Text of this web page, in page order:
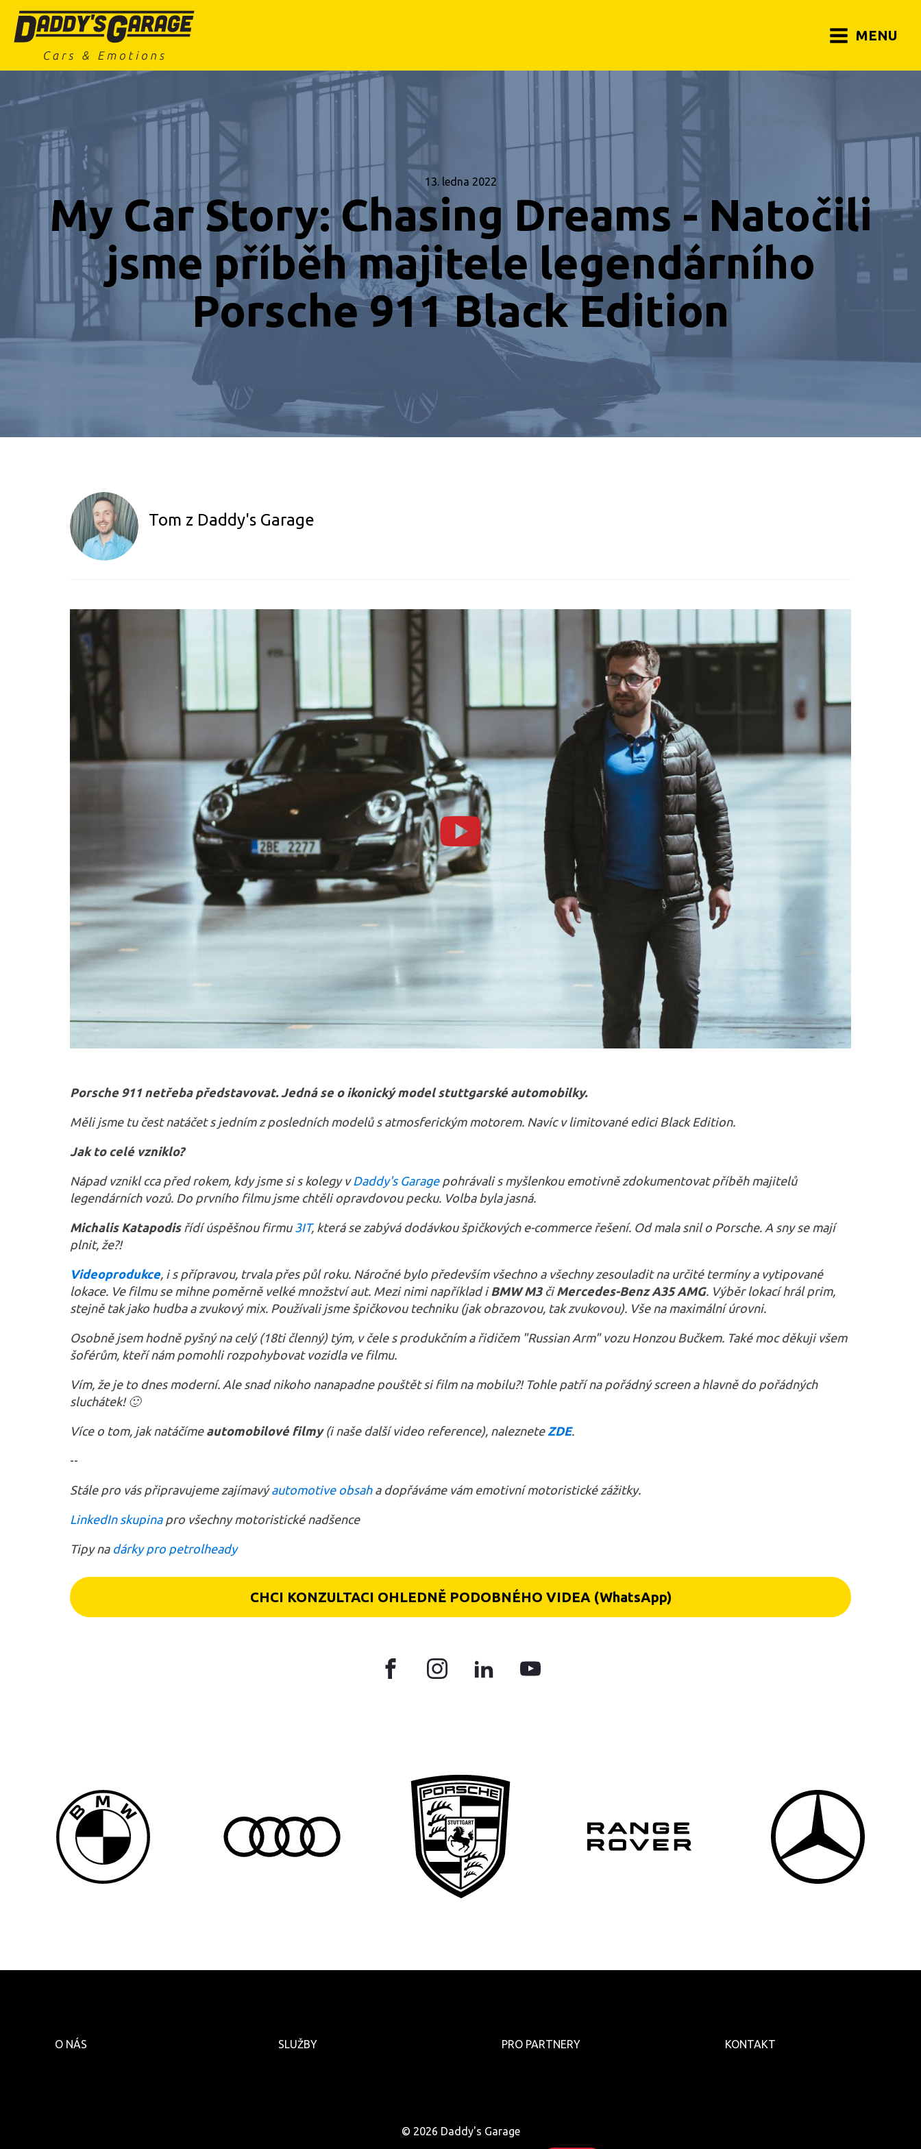
MENU
13. ledna 2022
My Car Story: Chasing Dreams - Natočili
jsme příběh majitele legendárního
Porsche 911 Black Edition
Tom z Daddy's Garage
Porsche 911 netřeba představovat. Jedná se o ikonický model stuttgarské automobilky.
Měli jsme tu čest natáčet s jedním z posledních modelů s atmosferickým motorem. Navíc v limitované edici Black Edition.
Jak to celé vzniklo?
Nápad vznikl cca před rokem, kdy jsme si s kolegy v Daddy's Garagepohrávali s myšlenkou emotivně zdokumentovat příběh majitelů
legendárních vozů. Do prvního filmu jsme chtěli opravdovou pecku. Volba byla jasná.
Michalis Katapodisřídí úspěšnou firmu 3IT, která se zabývá dodávkou špičkových e-commerce řešení. Od mala snil o Porsche. A sny se mají
plnit, že?!
Videoprodukce, i s přípravou, trvala přes půl roku. Náročné bylo především všechno a všechny zesouladit na určité termíny a vytipované
lokace. Ve filmu se mihne poměrně velké množství aut. Mezi nimi například iBMW M3čiMercedes-Benz A35 AMG. Výběr lokací hrál prim,
stejně tak jako hudba a zvukový mix. Používali jsme špičkovou techniku (jak obrazovou, tak zvukovou). Vše na maximální úrovni.
Osobně jsem hodně pyšný na celý (18ti členný) tým, v čele s produkčním a řidičem "Russian Arm" vozu Honzou Bučkem. Také moc děkuji všem
šoférům, kteří nám pomohli rozpohybovat vozidla ve filmu.
Vím, že je to dnes moderní. Ale snad nikoho nanapadne pouštět si film na mobilu?! Tohle patří na pořádný screen a hlavně do pořádných
sluchátek! 🙂
Více o tom, jak natáčíme automobilové filmy(i naše další video reference), naleznete ZDE.
--
Stále pro vás připravujeme zajímavýautomotive obsaha dopřáváme vám emotivní motoristické zážitky.
LinkedIn skupinapro všechny motoristické nadšence
Tipy na dárky pro petrolheady
CHCI KONZULTACI OHLEDNĚ PODOBNÉHO VIDEA (WhatsApp)
O NÁS SLUŽBY PRO PARTNERY KONTAKT
© 2026 Daddy's Garage